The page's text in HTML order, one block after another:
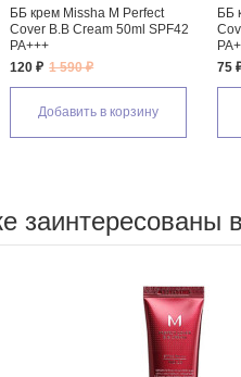
ББ крем Missha M Perfect
Cover B.B Cream 50ml SPF42
PA+++
120 ₽ 1 590 ₽
Добавить в корзину
ББ
75
заинтересованы